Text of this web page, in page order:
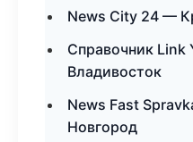
News City 24 —
Справочник Link
Владивосток
News Fast
Новгород